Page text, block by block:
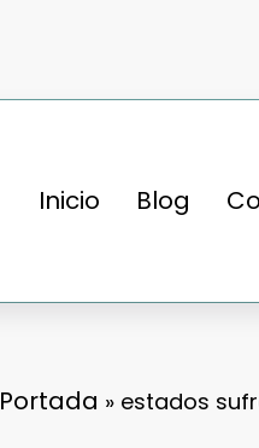
Inicio Blog
Portada » estados